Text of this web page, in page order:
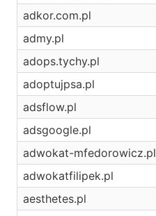
adkor.com.pl
admy.pl
adops.tychy.pl
adoptujpsa.pl
adsflow.pl
adsgoogle.pl
adwokat-mfedorowicz.pl
adwokatfilipek.pl
aesthetes.pl